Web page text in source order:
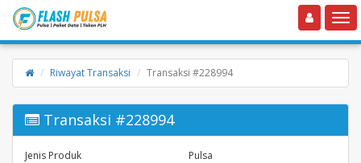
Toggle navigation
Riwayat Transaksi Transaksi #228994
Transaksi #228994
Jenis Produk Pulsa